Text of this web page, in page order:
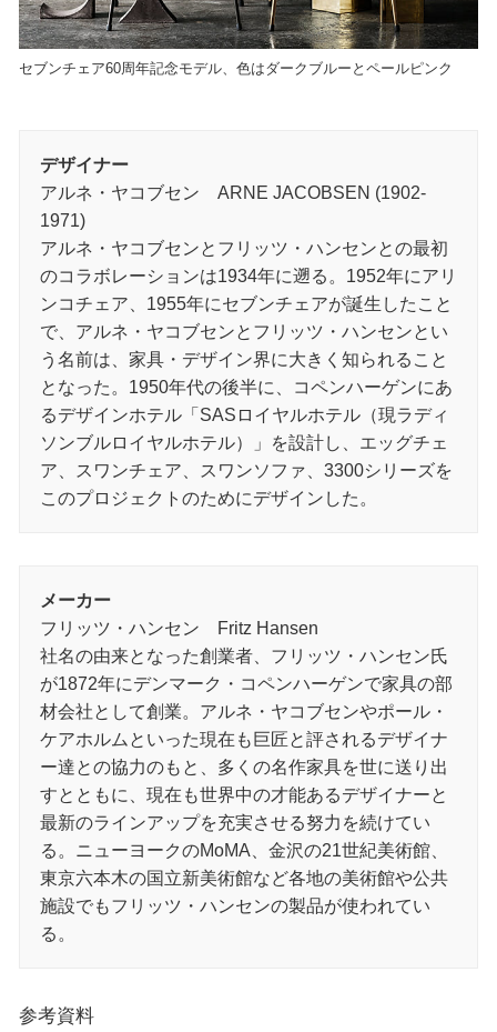
セブンチェア60周年記念モデル、色はダークブルーとペールピンク
デザイナー
アルネ・ヤコブセン ARNE JACOBSEN (1902-
1971)
アルネ・ヤコブセンとフリッツ・ハンセンとの最初
のコラボレーションは1934年に遡る。1952年にアリ
ンコチェア、1955年にセブンチェアが誕生したこと
で、アルネ・ヤコブセンとフリッツ・ハンセンとい
う名前は、家具・デザイン界に大きく知られること
となった。1950年代の後半に、コペンハーゲンにあ
るデザインホテル「SASロイヤルホテル（現ラディ
ソンブルロイヤルホテル）」を設計し、エッグチェ
ア、スワンチェア、スワンソファ、3300シリーズを
このプロジェクトのためにデザインした。
メーカー
フリッツ・ハンセン Fritz Hansen
社名の由来となった創業者、フリッツ・ハンセン氏
が1872年にデンマーク・コペンハーゲンで家具の部
材会社として創業。アルネ・ヤコブセンやポール・
ケアホルムといった現在も巨匠と評されるデザイナ
ー達との協力のもと、多くの名作家具を世に送り出
すとともに、現在も世界中の才能あるデザイナーと
最新のラインアップを充実させる努力を続けてい
る。ニューヨークのMoMA、金沢の21世紀美術館、
東京六本木の国立新美術館など各地の美術館や公共
施設でもフリッツ・ハンセンの製品が使われてい
る。
参考資料